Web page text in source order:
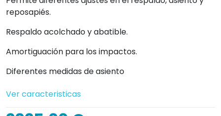
reposapiés.
Respaldo acolchado y abatible.
Amortiguación para los impactos.
Diferentes medidas de asiento
Ver caracteristicas